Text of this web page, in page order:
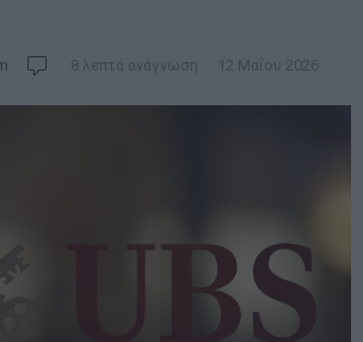
8 λεπτά ανάγνωση 12 Μαΐου 2026